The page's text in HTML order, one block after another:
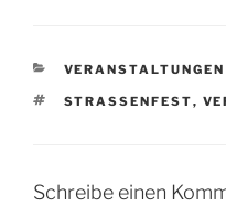
KATEGORIEN
VERANSTALTUNGEN
SCHLAGWÖRTER
STRASSENFEST ,
Schreibe einen